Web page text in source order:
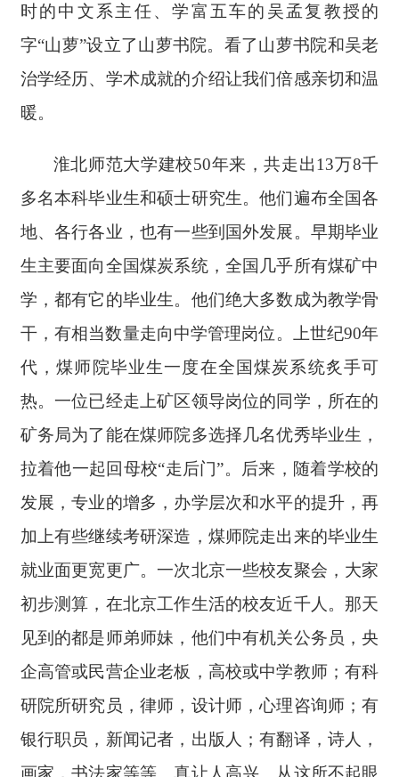
时的中文系主任、学富五车的吴孟复教授的
字“山萝”设立了山萝书院。看了山萝书院和吴老
治学经历、学术成就的介绍让我们倍感亲切和温
暖。
淮北师范大学建校50年来，共走出13万8千
多名本科毕业生和硕士研究生。他们遍布全国各
地、各行各业，也有一些到国外发展。早期毕业
生主要面向全国煤炭系统，全国几乎所有煤矿中
学，都有它的毕业生。他们绝大多数成为教学骨
干，有相当数量走向中学管理岗位。上世纪90年
代，煤师院毕业生一度在全国煤炭系统炙手可
热。一位已经走上矿区领导岗位的同学，所在的
矿务局为了能在煤师院多选择几名优秀毕业生，
拉着他一起回母校“走后门”。后来，随着学校的
发展，专业的增多，办学层次和水平的提升，再
加上有些继续考研深造，煤师院走出来的毕业生
就业面更宽更广。一次北京一些校友聚会，大家
初步测算，在北京工作生活的校友近千人。那天
见到的都是师弟师妹，他们中有机关公务员，央
企高管或民营企业老板，高校或中学教师；有科
研院所研究员，律师，设计师，心理咨询师；有
银行职员，新闻记者，出版人；有翻译，诗人，
画家，书法家等等。真让人高兴。从这所不起眼